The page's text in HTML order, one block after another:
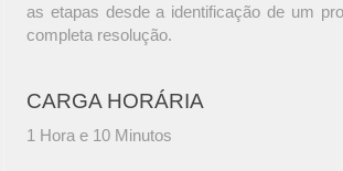
as etapas desde a identificação de um
completa resolução.
CARGA HORÁRIA
1 Hora e 10 Minutos